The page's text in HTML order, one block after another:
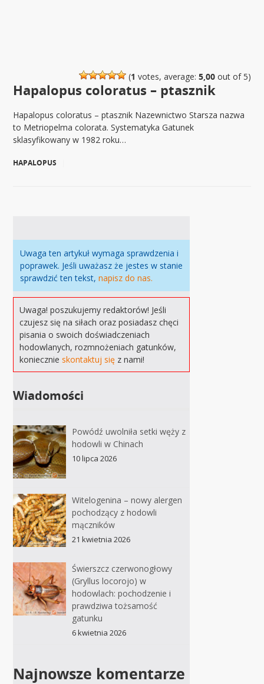
(1 votes, average: 5,00out of 5)
Hapalopus coloratus – ptasznik
Hapalopus coloratus – ptasznik Nazewnictwo Starsza nazwa
to Metriopelma colorata. Systematyka Gatunek
sklasyfikowany w 1982 roku…
HAPALOPUS
Uwaga ten artykuł wymaga sprawdzenia i
poprawek. Jeśli uważasz że jestes w stanie
sprawdzić ten tekst,napisz do nas.
Uwaga! poszukujemy redaktorów! Jeśli
czujesz się na siłach oraz posiadasz chęci
pisania o swoich doświadczeniach
hodowlanych, rozmnożeniach gatunków,
koniecznieskontaktuj się z nami!
Wiadomości
Powódź uwolniła setki węży z
hodowli w Chinach
10 lipca 2026
Witelogenina – nowy alergen
pochodzący z hodowli
mączników
21 kwietnia 2026
Świerszcz czerwonogłowy
(Gryllus locorojo) w
hodowlach: pochodzenie i
prawdziwa tożsamość
gatunku
6 kwietnia 2026
Najnowsze komentarze